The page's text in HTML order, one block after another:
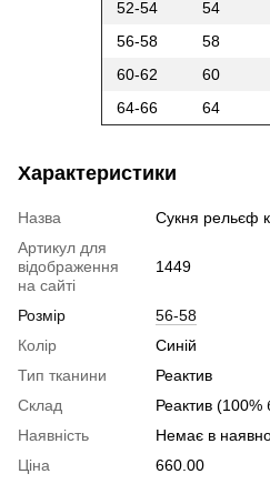
52-54
54
56-58
58
60-62
60
64-66
64
Характеристики
Назва
Сукня рельєф
Артикул для
відображення
на сайті
1449
Розмір
56-58
Колір
Синій
Тип тканини
Реактив
Склад
Реактив (100%
Наявність
Немає в
Ціна
660.00